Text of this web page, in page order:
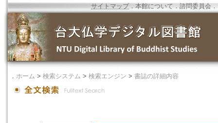
サイトマップ．本館について ． 諮問委員会 ．
． ホーム > 検索システム > 検索エンジン > 書誌の詳細内容